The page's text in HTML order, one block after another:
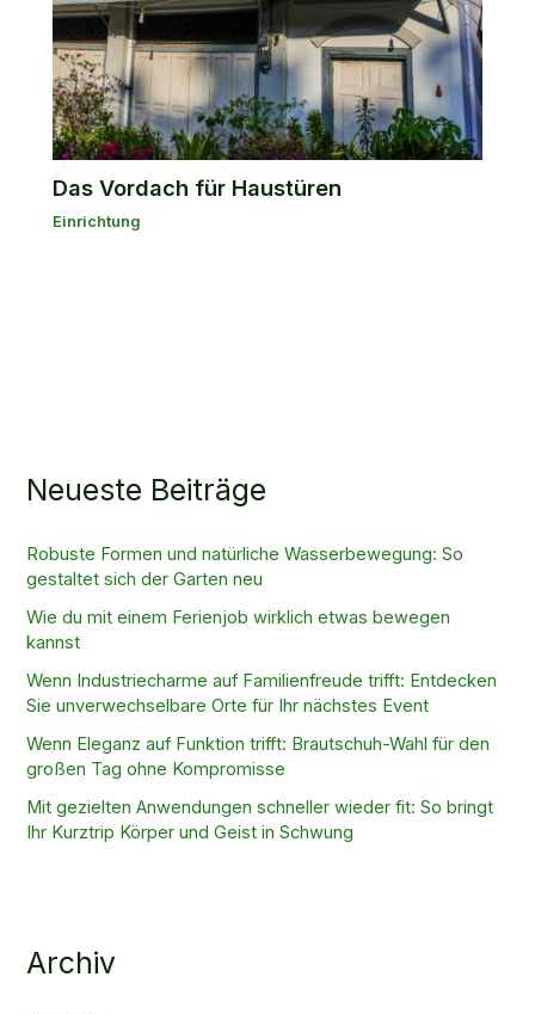
Das Vordach für Haustüren
Einrichtung
Neueste Beiträge
Robuste Formen und natürliche Wasserbewegung: So
gestaltet sich der Garten neu
Wie du mit einem Ferienjob wirklich etwas bewegen
kannst
Wenn Industriecharme auf Familienfreude trifft: Entdecken
Sie unverwechselbare Orte für Ihr nächstes Event
Wenn Eleganz auf Funktion trifft: Brautschuh-Wahl für den
großen Tag ohne Kompromisse
Mit gezielten Anwendungen schneller wieder fit: So bringt
Ihr Kurztrip Körper und Geist in Schwung
Archiv